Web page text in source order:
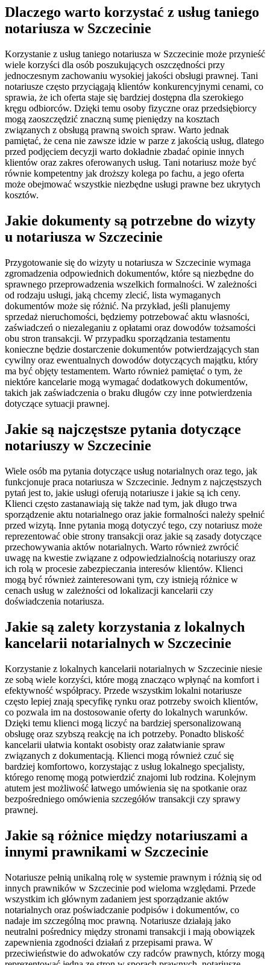
Dlaczego warto korzystać z usług taniego
notariusza w Szczecinie
Korzystanie z usług taniego notariusza w Szczecinie może przynieść
wiele korzyści dla osób poszukujących oszczędności przy
jednoczesnym zachowaniu wysokiej jakości obsługi prawnej. Tani
notariusze często przyciągają klientów konkurencyjnymi cenami, co
sprawia, że ich oferta staje się bardziej dostępna dla szerokiego
kręgu odbiorców. Dzięki temu osoby fizyczne oraz przedsiębiorcy
mogą zaoszczędzić znaczną sumę pieniędzy na kosztach
związanych z obsługą prawną swoich spraw. Warto jednak
pamiętać, że cena nie zawsze idzie w parze z jakością usług, dlatego
przed podjęciem decyzji warto dokładnie zbadać opinie innych
klientów oraz zakres oferowanych usług. Tani notariusz może być
równie kompetentny jak droższy kolega po fachu, a jego oferta
może obejmować wszystkie niezbędne usługi prawne bez ukrytych
kosztów.
Jakie dokumenty są potrzebne do wizyty
u notariusza w Szczecinie
Przygotowanie się do wizyty u notariusza w Szczecinie wymaga
zgromadzenia odpowiednich dokumentów, które są niezbędne do
sprawnego przeprowadzenia wszelkich formalności. W zależności
od rodzaju usługi, jaką chcemy zlecić, lista wymaganych
dokumentów może się różnić. Na przykład, jeśli planujemy
sprzedaż nieruchomości, będziemy potrzebować aktu własności,
zaświadczeń o niezaleganiu z opłatami oraz dowodów tożsamości
obu stron transakcji. W przypadku sporządzania testamentu
konieczne będzie dostarczenie dokumentów potwierdzających stan
cywilny oraz ewentualnych dowodów dotyczących majątku, który
ma być objęty testamentem. Warto również pamiętać o tym, że
niektóre kancelarie mogą wymagać dodatkowych dokumentów,
takich jak zaświadczenia o braku długów czy inne potwierdzenia
dotyczące sytuacji prawnej.
Jakie są najczęstsze pytania dotyczące
notariuszy w Szczecinie
Wiele osób ma pytania dotyczące usług notarialnych oraz tego, jak
funkcjonuje praca notariusza w Szczecinie. Jednym z najczęstszych
pytań jest to, jakie usługi oferują notariusze i jakie są ich ceny.
Klienci często zastanawiają się także nad tym, jak długo trwa
sporządzenie aktu notarialnego oraz jakie formalności należy spełnić
przed wizytą. Inne pytania mogą dotyczyć tego, czy notariusz może
reprezentować obie strony transakcji oraz jakie są zasady dotyczące
przechowywania aktów notarialnych. Warto również zwrócić
uwagę na kwestie związane z odpowiedzialnością notariuszy oraz
ich rolą w procesie zabezpieczania interesów klientów. Klienci
mogą być również zainteresowani tym, czy istnieją różnice w
cenach usług w zależności od lokalizacji kancelarii czy
doświadczenia notariusza.
Jakie są zalety korzystania z lokalnych
kancelarii notarialnych w Szczecinie
Korzystanie z lokalnych kancelarii notarialnych w Szczecinie niesie
ze sobą wiele korzyści, które mogą znacząco wpłynąć na komfort i
efektywność współpracy. Przede wszystkim lokalni notariusze
często lepiej znają specyfikę rynku oraz potrzeby swoich klientów,
co pozwala im na dostosowanie oferty do lokalnych warunków.
Dzięki temu klienci mogą liczyć na bardziej spersonalizowaną
obsługę oraz szybszą reakcję na ich potrzeby. Ponadto bliskość
kancelarii ułatwia kontakt osobisty oraz załatwianie spraw
związanych z dokumentacją. Klienci mogą również czuć się
bardziej komfortowo, korzystając z usług lokalnego specjalisty,
którego renomę mogą potwierdzić znajomi lub rodzina. Kolejnym
atutem jest możliwość łatwego umówienia się na spotkanie oraz
bezpośredniego omówienia szczegółów transakcji czy sprawy
prawnej.
Jakie są różnice między notariuszami a
innymi prawnikami w Szczecinie
Notariusze pełnią unikalną rolę w systemie prawnym i różnią się od
innych prawników w Szczecinie pod wieloma względami. Przede
wszystkim ich głównym zadaniem jest sporządzanie aktów
notarialnych oraz poświadczanie podpisów i dokumentów, co
nadaje im szczególną moc prawną. Notariusze działają jako
neutralni pośrednicy między stronami transakcji i mają obowiązek
zapewnienia zgodności działań z przepisami prawa. W
przeciwieństwie do adwokatów czy radców prawnych, którzy mogą